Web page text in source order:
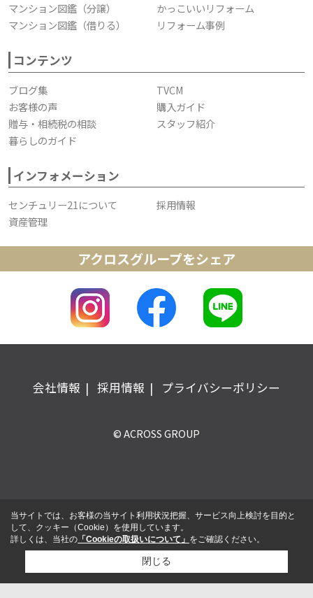
マンション図鑑（分譲）
かっこいいリフォーム
マンション図鑑（借りる）
リフォーム事例
コンテンツ
ブログ集
TVCM
お客様の声
購入ガイド
贈与・相続税の相談
スタッフ紹介
暮らしのガイド
インフォメーション
センチュリー21について
採用情報
資産管理
アクロスグループをシェア
会社情報 採用情報 プライバシーポリシー
© ACROSS GROUP
当サイトでは、お客様の当サイト利用状況把握、サービス向上検討を目的と
して、クッキー（Cookie）を使用しています。
詳しくは、当社の 「Cookieの取扱いについて」 をご確認ください。
閉じる